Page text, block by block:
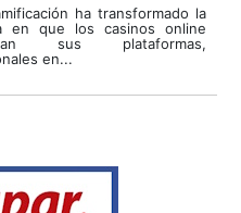
ha transformado la
en que los casinos online
sus plataformas,
en...